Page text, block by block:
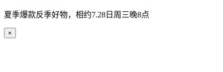
夏季爆款反季好物，相约7.28日周三晚8点
×